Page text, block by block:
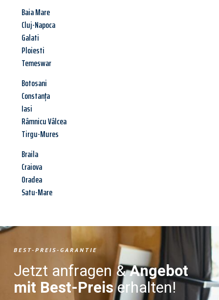
Baia Mare
Cluj-Napoca
Galati
Ploiesti
Temeswar
Botosani
Constanța
Iasi
Râmnicu Vâlcea
Tirgu-Mures
Braila
Craiova
Oradea
Satu-Mare
BEST-PREIS-GARANTIE
Jetzt anfragen &Angebot
mit Best-Preiserhalten!